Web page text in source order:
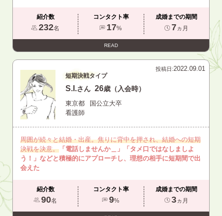
紹介数
232名
コンタクト率
17%
成婚までの期間
7ヵ月
READ
投稿日:2022.09.01
短期決戦タイプ
S.I.さん 26歳（入会時）
東京都
国公立大卒
看護師
周囲が続々と結婚・出産。焦りに背中を押され、結婚への短期
決戦を決意。 「電話しませんか＿」「タメ口ではなしましよ
う！」などと積極的にアプローチし、理想の相手に短期間で出
会えた
紹介数
90名
コンタクト率
9%
成婚までの期間
3ヵ月